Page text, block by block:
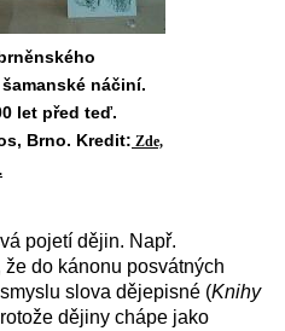
náčiní.
let před teď.
Brno. Kredit: Zde,
pojetí dějin. Např.
do kánonu posvátných
slova dějepisné (Knihy
dějiny chápe jako